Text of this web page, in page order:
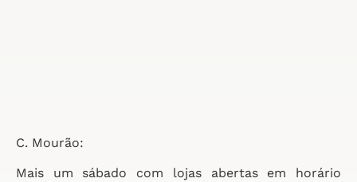
C. Mourão:
Mais um sábado com lojas abertas em horário